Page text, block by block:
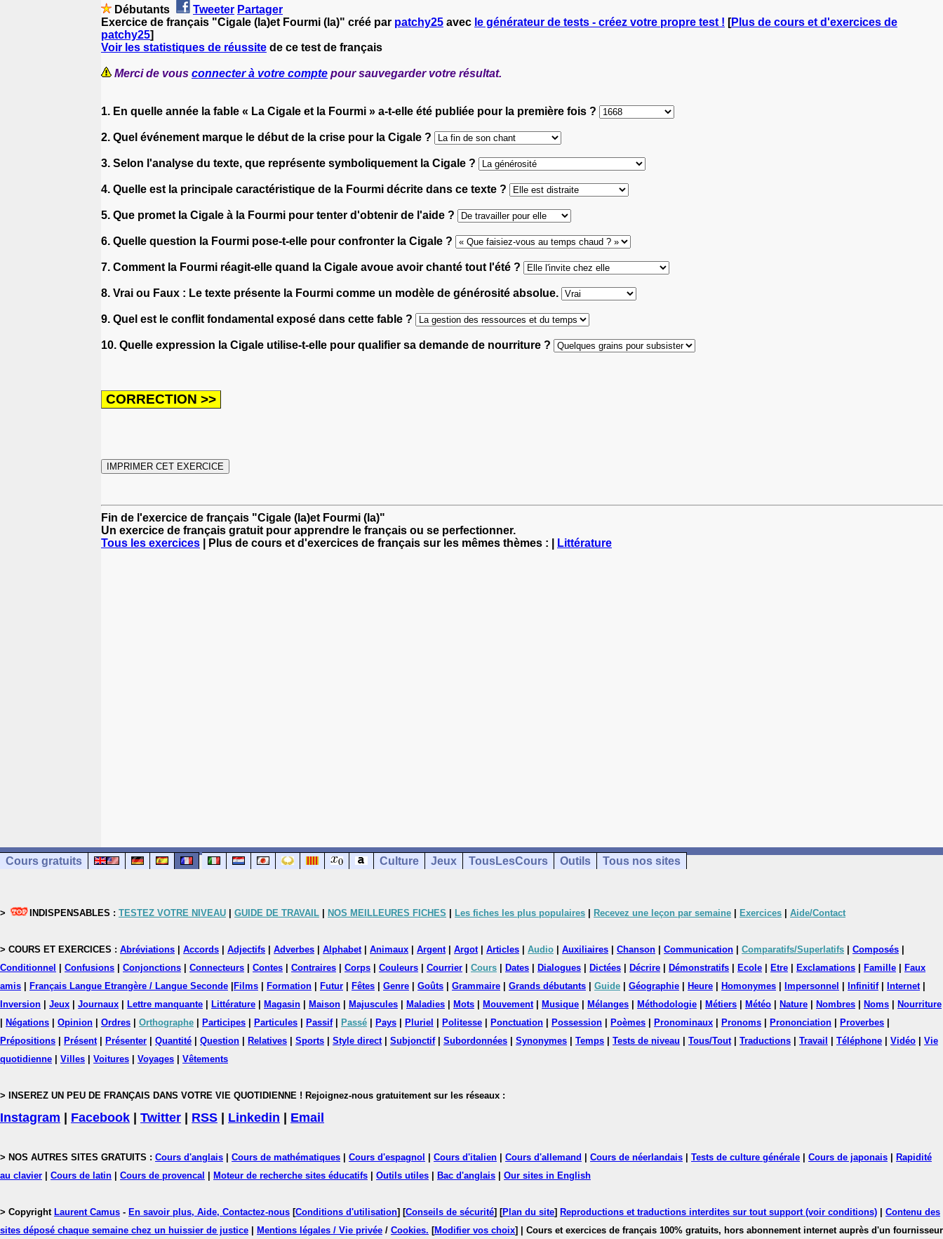
Débutants Tweeter Partager
Exercice de français "Cigale (la)et Fourmi (la)" créé par patchy25 avec le générateur de tests - créez votre propre test ! [Plus de cours et d'exercices de
patchy25]
Voir les statistiques de réussite de ce test de français
Merci de vous connecter à votre compte pour sauvegarder votre résultat.
1. En quelle année la fable « La Cigale et la Fourmi » a-t-elle été publiée pour la première fois ?
2. Quel événement marque le début de la crise pour la Cigale ?
3. Selon l'analyse du texte, que représente symboliquement la Cigale ?
4. Quelle est la principale caractéristique de la Fourmi décrite dans ce texte ?
5. Que promet la Cigale à la Fourmi pour tenter d'obtenir de l'aide ?
6. Quelle question la Fourmi pose-t-elle pour confronter la Cigale ?
7. Comment la Fourmi réagit-elle quand la Cigale avoue avoir chanté tout l'été ?
8. Vrai ou Faux : Le texte présente la Fourmi comme un modèle de générosité absolue.
9. Quel est le conflit fondamental exposé dans cette fable ?
10. Quelle expression la Cigale utilise-t-elle pour qualifier sa demande de nourriture ?
Fin de l'exercice de français "Cigale (la)et Fourmi (la)"
Un exercice de français gratuit pour apprendre le français ou se perfectionner.
Tous les exercices | Plus de cours et d'exercices de français sur les mêmes thèmes : | Littérature
Cours gratuits Culture Jeux TousLesCours Outils Tous nos sites
> INDISPENSABLES : TESTEZ VOTRE NIVEAU GUIDE DE TRAVAIL NOS MEILLEURES FICHES Les fiches les plus populaires Recevez une leçon par semaine Exercices Aide/Contact
> COURS ET EXERCICES : Abréviations Accords Adjectifs Adverbes Alphabet| Animaux Argent| Argot| Articles Audio Auxiliaires Chanson Communication Comparatifs/Superlatifs Composés
Conditionnel
Confusions Conjonctions Connecteurs Contes Contraires Corps Couleurs Courrier Cours Dates Dialogues Dictées Décrire Démonstratifs Ecole Etre Exclamations Famille
Faux
amis
Français Langue Etrangère / Langue Seconde Films Formation Futur Fêtes Genre Goûts Grammaire Grands débutants Guide Géographie Heure Homonymes Impersonnel Infinitif| Internet|
Inversion
Jeux Journaux Lettre manquante Littérature Magasin Maison Majuscules Maladies Mots Mouvement| Musique Mélanges Méthodologie Métiers Météo Nature Nombres Noms
Nourriture
Négations Opinion Ordres Orthographe Participes Particules Passif| Passé Pays Pluriel Politesse Ponctuation Possession Poèmes Pronominaux Pronoms Prononciation Proverbes
Prépositions
Présent| Présenter Quantité Question Relatives Sports Style direct| Subjonctif| Subordonnées Synonymes Temps Tests de niveau Tous/Tout| Traductions Travail Téléphone Vidéo
Vie
quotidienne
Villes Voitures Voyages Vêtements
> INSEREZ UN PEU DE FRANÇAIS DANS VOTRE VIE QUOTIDIENNE ! Rejoignez-nous gratuitement sur les réseaux :
Instagram Facebook Twitter RSS Linkedin Email
> NOS AUTRES SITES GRATUITS : Cours d'anglais Cours de mathématiques Cours d'espagnol Cours d'italien Cours d'allemand Cours de néerlandais Tests de culture générale Cours de japonais
Rapidité
au clavier
Cours de latin Cours de provencal Moteur de recherche sites éducatifs Outils utiles Bac d'anglais Our sites in English
> Copyright Laurent Camus - En savoir plus, Aide, Contactez-nous [Conditions d'utilisation] [Conseils de sécurité] [Plan du site] Reproductions et traductions interdites sur tout support (voir conditions)
Contenu des
sites déposé chaque semaine chez un huissier de justice
Mentions légales / Vie privée / Cookies. [Modifier vos choix] | Cours et exercices de français 100% gratuits, hors abonnement internet auprès d'un fournisseur